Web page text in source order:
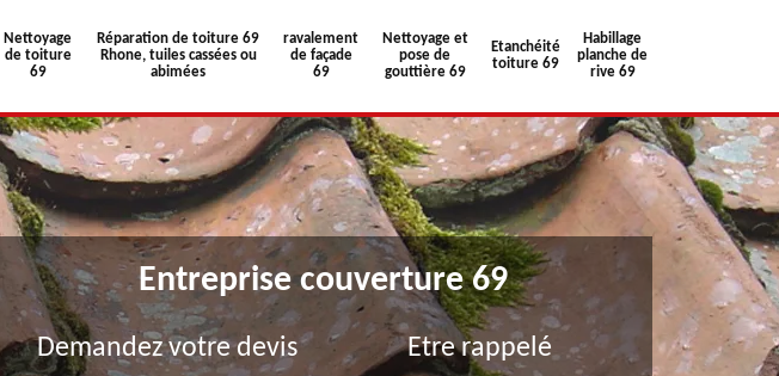
Nettoyage
de toiture
69
Réparation de toiture 69
Rhone, tuiles cassées ou
abimées
ravalement
de façade
69
Nettoyage et
pose de
gouttière 69
Etanchéité
toiture 69
Habillage
planche de
rive 69
Entreprise couverture 69
Demandez votre devis
Etre rappelé